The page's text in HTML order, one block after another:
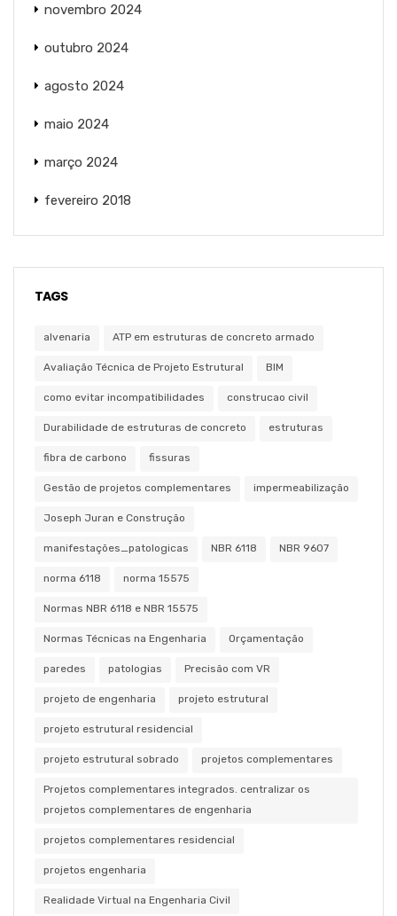
novembro 2024
outubro 2024
agosto 2024
maio 2024
março 2024
fevereiro 2018
TAGS
alvenaria ATP em estruturas de concreto armado
Avaliação Técnica de Projeto Estrutural BIM
como evitar incompatibilidades construcao civil
Durabilidade de estruturas de concreto estruturas
fibra de carbono fissuras
Gestão de projetos complementares impermeabilização
Joseph Juran e Construção
manifestações_patologicas NBR 6118 NBR 9607
norma 6118 norma 15575
Normas NBR 6118 e NBR 15575
Normas Técnicas na Engenharia Orçamentação
paredes patologias Precisão com VR
projeto de engenharia projeto estrutural
projeto estrutural residencial
projeto estrutural sobrado projetos complementares
Projetos complementares integrados. centralizar os
projetos complementares de engenharia
projetos complementares residencial
projetos engenharia
Realidade Virtual na Engenharia Civil